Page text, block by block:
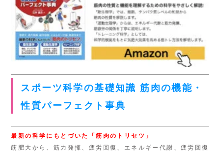
スポーツ科学の基礎知識 筋肉の機能・
性質パーフェクト事典
最新の科学にもとづいた「筋肉のトリセツ」
筋肥大から、筋力発揮、疲労回復、エネルギー代謝、疲労回復